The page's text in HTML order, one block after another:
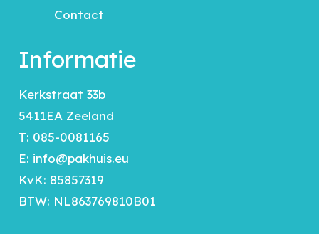
Contact
Informatie
Kerkstraat 33b
5411EA Zeeland
T: 085-0081165
E: info@pakhuis.eu
KvK: 85857319
BTW: NL863769810B01